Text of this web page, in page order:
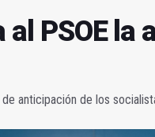
al PSOE la
de anticipación de los